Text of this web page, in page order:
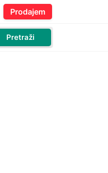
Prodajem
Pretraži